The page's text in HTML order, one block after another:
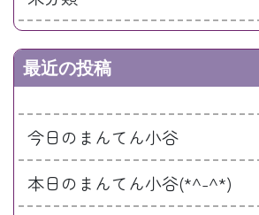
最近の投稿
今日のまんてん小谷
本日のまんてん小谷(*^-^*)